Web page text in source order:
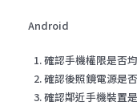
Android
確認手機權限是否
確認後照鏡電源是
確認鄰近手機裝置